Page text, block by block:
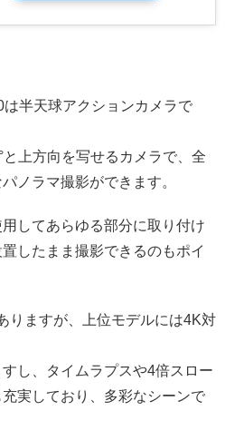
半天球アクションカメラで
上方向を写せるカメラで、全
ノラマ撮影ができます。
してあらゆる部分に取り付け
したまま撮影できるのもポイ
りますが、上位モデルには4K対
し、タイムラプスや4倍スロー
実しており、多彩なシーンで